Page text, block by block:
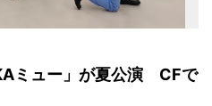
ミュー」が夏公演 CFで